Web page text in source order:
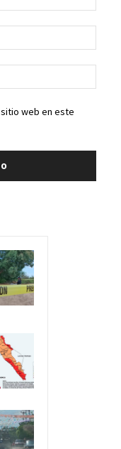
web:
web en este